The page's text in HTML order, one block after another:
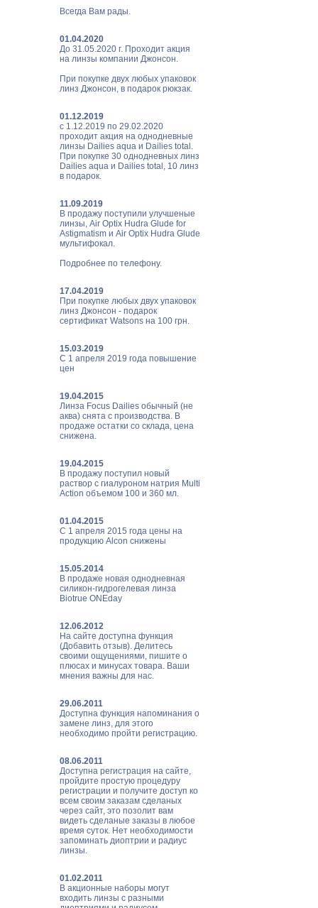
Всегда Вам рады.
01.04.2020
До 31.05.2020 г. Проходит акция
на линзы компании Джонсон.
При покупке двух любых упаковок
линз Джонсон, в подарок рюкзак.
01.12.2019
с 1.12.2019 по 29.02.2020
проходит акция на однодневные
линзы Dailies aqua и Dailies total.
При покупке 30 однодневных линз
Dailies aqua и Dailies total, 10 линз
в подарок.
11.09.2019
В продажу поступили улучшеные
линзы, Air Optix Hudra Glude for
Astigmatism и Air Optix Hudra Glude
мультифокал.
Подробнее по телефону.
17.04.2019
При покупке любых двух упаковок
линз Джонсон - подарок
сертификат Watsons на 100 грн.
15.03.2019
С 1 апреля 2019 года повышение
цен
19.04.2015
Линза Focus Dailies обычный (не
аква) снята с производства. В
продаже остатки со склада, цена
снижена.
19.04.2015
В продажу поступил новый
раствор с гиалуроном натрия Multi
Action объемом 100 и 360 мл.
01.04.2015
С 1 апреля 2015 года цены на
продукцию Alcon снижены
15.05.2014
В продаже новая однодневная
силикон-гидрогелевая линза
Biotrue ONEday
12.06.2012
На сайте доступна функция
(Добавить отзыв). Делитесь
своими ощущениями, пишите о
плюсах и минусах товара. Ваши
мнения важны для нас.
29.06.2011
Доступна функция напоминания о
замене линз, для этого
необходимо пройти регистрацию.
08.06.2011
Доступна регистрация на сайте,
пройдите простую процедуру
регистрации и получите доступ ко
всем своим заказам сделаных
через сайт, это позолит вам
видеть сделаные заказы в любое
время суток. Нет необходимости
запоминать диоптрии и радиус
линзы.
01.02.2011
В акционные наборы могут
входить линзы с разными